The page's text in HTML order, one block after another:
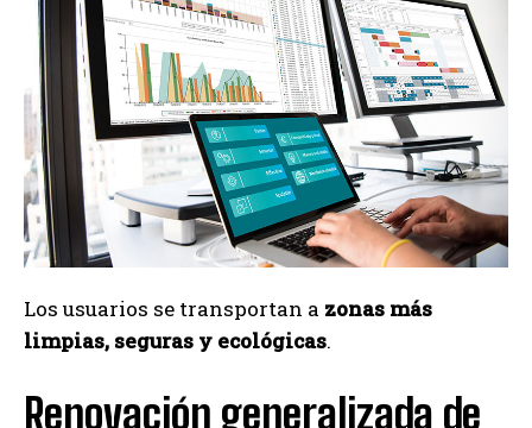
Los usuarios se transportan a zonas más
limpias, seguras y ecológicas.
Renovación generalizada de